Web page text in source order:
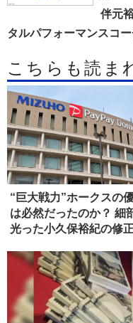
伴元
タルパフォーマンスコー
こちらも読ま
“巨大戦力”ホークスの
は必然だったのか？ 細
光った小久保裕紀の修